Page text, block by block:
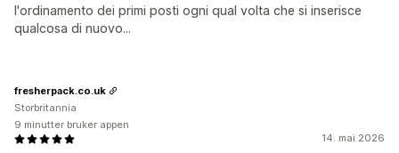
l'ordinamento dei primi posti ogni qual volta che si inserisce
qualcosa di nuovo...
14. mai 2026
fresherpack.co.uk
Storbritannia
9 minutter bruker appen